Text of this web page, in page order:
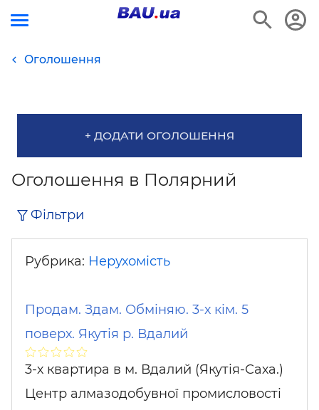
Оголошення
+ ДОДАТИ ОГОЛОШЕННЯ
Оголошення в Полярний
Фільтри
Рубрика: Нерухомість
Продам. Здам. Обміняю. 3-х кім. 5
поверх. Якутія р. Вдалий
3-х квартира в м. Вдалий (Якутія-Саха.)
Центр алмазодобувної промисловості